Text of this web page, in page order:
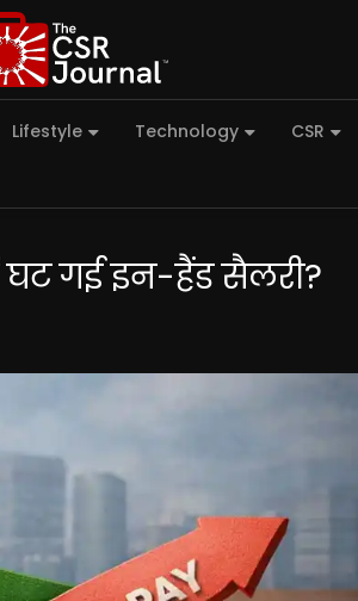
Lifestyle Technology CSR
गई इन-हैंड सैलरी?